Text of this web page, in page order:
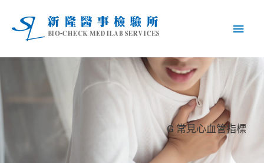
G 常見心血管指標